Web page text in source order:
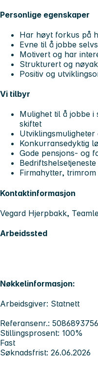
Personlige egenskaper
Har høyt forkus på
Evne til å jobbe
Motivert og har
Strukturert og
Positiv og
Vi tilbyr
Mulighet til å jobbe i
skiftet
Konkurransedyktig
Gode pensjons- og
Bedriftshelsetjeneste
Firmahytter,
Kontaktinformasjon
Vegard Hjerpbakk,
Arbeidssted
Nøkkelinformasjon:
Arbeidsgiver: Statnett
Referansenr.: 5086893756
Stillingsprosent: 100%
Fast
Søknadsfrist: 26.06.2026